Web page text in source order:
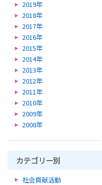
2019年
2018年
2017年
2016年
2015年
2014年
2013年
2012年
2011年
2010年
2009年
2008年
カテゴリー別
社会貢献活動